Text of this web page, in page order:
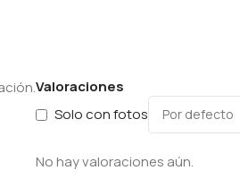
Valoraciones
Solo con fotos
No hay valoraciones aún.